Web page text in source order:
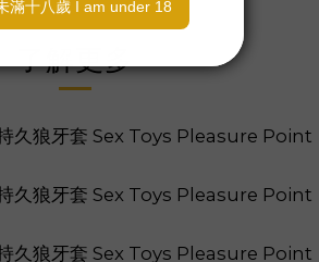
了解更多